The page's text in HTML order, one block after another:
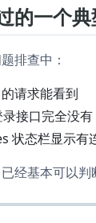
的一个
排查中：
请求能看到
接口完全没有
状态栏显示有
经基本可以